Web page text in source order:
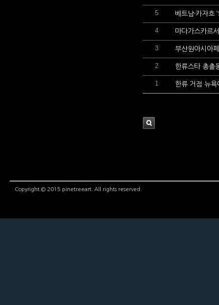
5 베트남·카자흐
4 마다가스카르
3 부산원아시아
2 한류스타 총
1 한류 거점 뉴
Copyright © 2015 pinetreeart. All rights reserved.